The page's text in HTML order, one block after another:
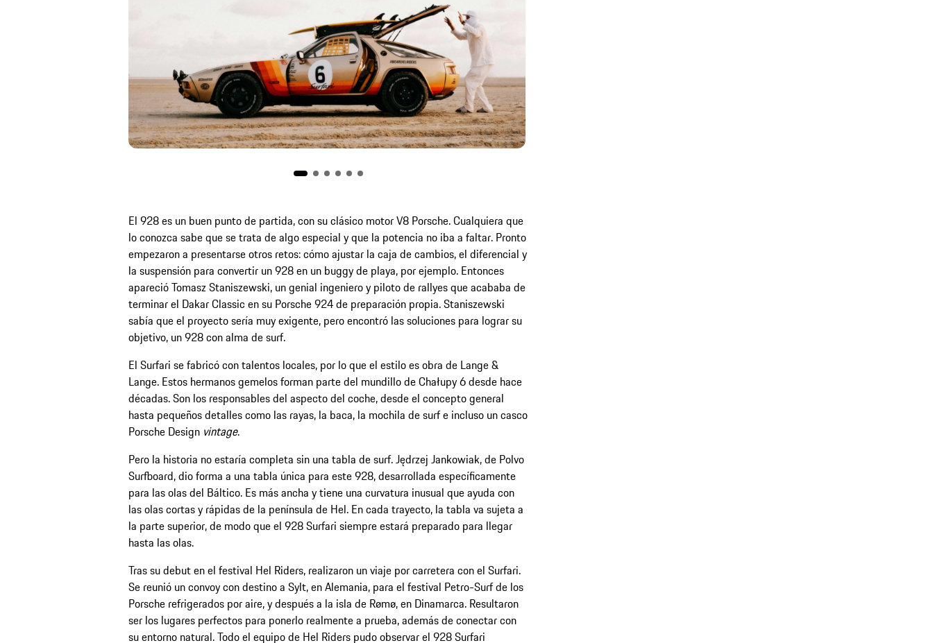
El 928 es un buen punto de partida, con su clásico motor V8 Porsche. Cualquiera que
lo conozca sabe que se trata de algo especial y que la potencia no iba a faltar. Pronto
empezaron a presentarse otros retos: cómo ajustar la caja de cambios, el diferencial y
la suspensión para convertir un 928 en un buggy de playa, por ejemplo. Entonces
apareció Tomasz Staniszewski, un genial ingeniero y piloto de rallyes que acababa de
terminar el Dakar Classic en su Porsche 924 de preparación propia. Staniszewski
sabía que el proyecto sería muy exigente, pero encontró las soluciones para lograr su
objetivo, un 928 con alma de surf.
El Surfari se fabricó con talentos locales, por lo que el estilo es obra de Lange &
Lange. Estos hermanos gemelos forman parte del mundillo de Chałupy 6 desde hace
décadas. Son los responsables del aspecto del coche, desde el concepto general
hasta pequeños detalles como las rayas, la baca, la mochila de surf e incluso un casco
Porsche Design vintage.
Pero la historia no estaría completa sin una tabla de surf. Jędrzej Jankowiak, de Polvo
Surfboard, dio forma a una tabla única para este 928, desarrollada específicamente
para las olas del Báltico. Es más ancha y tiene una curvatura inusual que ayuda con
las olas cortas y rápidas de la península de Hel. En cada trayecto, la tabla va sujeta a
la parte superior, de modo que el 928 Surfari siempre estará preparado para llegar
hasta las olas.
Tras su debut en el festival Hel Riders, realizaron un viaje por carretera con el Surfari.
Se reunió un convoy con destino a Sylt, en Alemania, para el festival Petro-Surf de los
Porsche refrigerados por aire, y después a la isla de Rømø, en Dinamarca. Resultaron
ser los lugares perfectos para ponerlo realmente a prueba, además de conectar con
su entorno natural. Todo el equipo de Hel Riders pudo observar el 928 Surfari